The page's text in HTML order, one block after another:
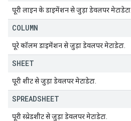
पूरी लाइन के डाइमेंशन से जुड़ा डेवलपर मेटाडेटा.
COLUMN
पूरे कॉलम डाइमेंशन से जुड़ा डेवलपर मेटाडेटा.
SHEET
पूरी शीट से जुड़ा डेवलपर मेटाडेटा.
SPREADSHEET
पूरी स्प्रेडशीट से जुड़ा डेवलपर मेटाडेटा.